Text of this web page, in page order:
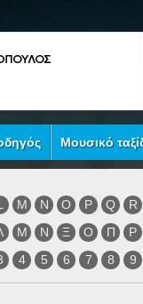
Μουσικό
M N O P Q R
Μ Ν Ξ Ο Π Ρ
4 5 6 7 8 9